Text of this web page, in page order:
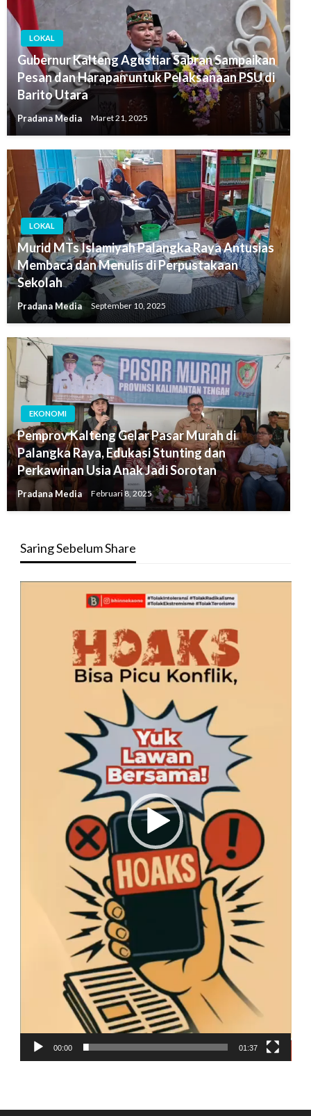
LOKAL
Gubernur Kalteng Agustiar Sabran Sampaikan
Pesan dan Harapan untuk Pelaksanaan PSU di
Barito Utara
Pradana Media Maret 21, 2025
LOKAL
Murid MTs Islamiyah Palangka Raya Antusias
Membaca dan Menulis di Perpustakaan
Sekolah
Pradana Media September 10, 2025
EKONOMI
Pemprov Kalteng Gelar Pasar Murah di
Palangka Raya, Edukasi Stunting dan
Perkawinan Usia Anak Jadi Sorotan
Pradana Media Februari 8, 2025
Saring Sebelum Share
00:00 01:37